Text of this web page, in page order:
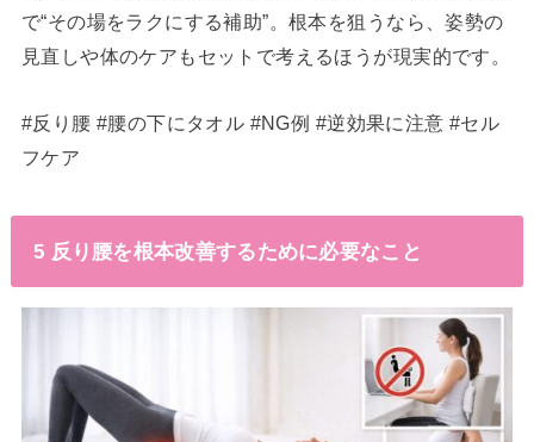
で“その場をラクにする補助”。根本を狙うなら、姿勢の
見直しや体のケアもセットで考えるほうが現実的です。
#反り腰 #腰の下にタオル #NG例 #逆効果に注意 #セル
フケア
5 反り腰を根本改善するために必要なこと